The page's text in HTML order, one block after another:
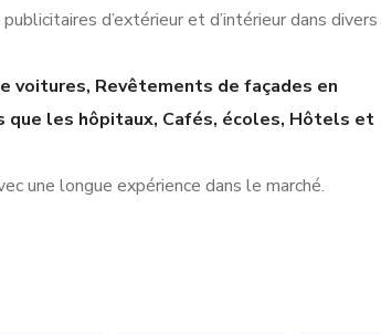
d’extérieur et d’intérieur dans divers
voitures, Revêtements de façades en
les hôpitaux, Cafés, écoles, Hôtels et
une longue expérience dans le marché.